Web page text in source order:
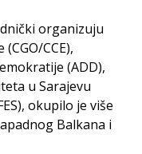
organizuju
CCE),
(ADD),
u Sarajevu
okupilo je više
Balkana i